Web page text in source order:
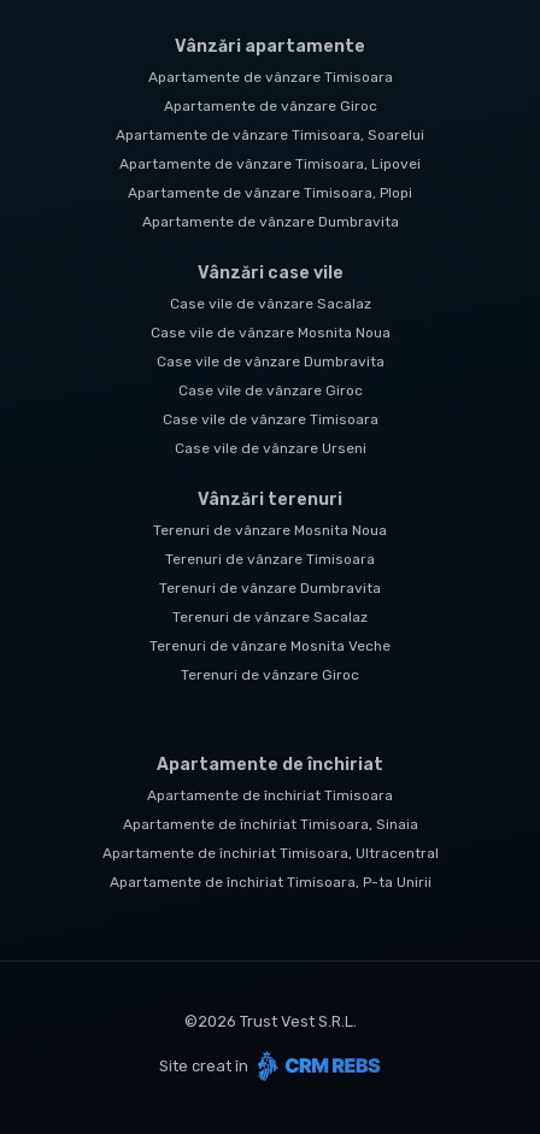
Vânzări apartamente
Apartamente de vânzare Timisoara
Apartamente de vânzare Giroc
Apartamente de vânzare Timisoara, Soarelui
Apartamente de vânzare Timisoara, Lipovei
Apartamente de vânzare Timisoara, Plopi
Apartamente de vânzare Dumbravita
Vânzări case vile
Case vile de vânzare Sacalaz
Case vile de vânzare Mosnita Noua
Case vile de vânzare Dumbravita
Case vile de vânzare Giroc
Case vile de vânzare Timisoara
Case vile de vânzare Urseni
Vânzări terenuri
Terenuri de vânzare Mosnita Noua
Terenuri de vânzare Timisoara
Terenuri de vânzare Dumbravita
Terenuri de vânzare Sacalaz
Terenuri de vânzare Mosnita Veche
Terenuri de vânzare Giroc
Apartamente de închiriat
Apartamente de închiriat Timisoara
Apartamente de închiriat Timisoara, Sinaia
Apartamente de închiriat Timisoara, Ultracentral
Apartamente de închiriat Timisoara, P-ta Unirii
©2026 Trust Vest S.R.L.
Site creat în